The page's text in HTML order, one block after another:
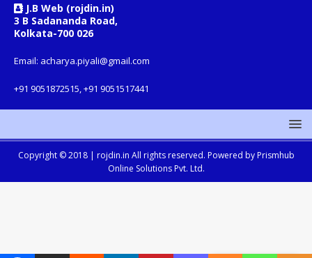
J.B Web (rojdin.in)
3 B Sadananda Road,
Kolkata-700 026
Email: acharya.piyali@gmail.com
+91 9051872515, +91 9051517441
Copyright © 2018 | rojdin.in All rights reserved. Powered by Prismhub
Online Solutions Pvt. Ltd.